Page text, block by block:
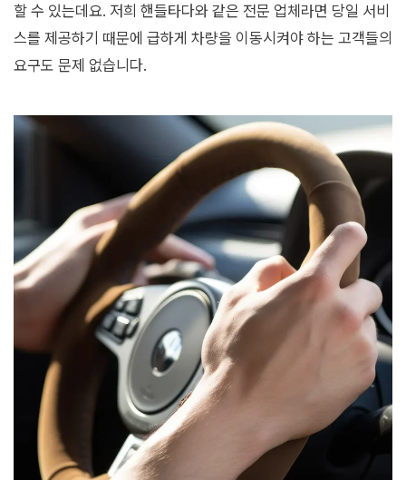
할 수 있는데요. 저희 핸들타다와 같은 전문 업체라면 당일 서비
스를 제공하기 때문에 급하게 차량을 이동시켜야 하는 고객들의
요구도 문제 없습니다.